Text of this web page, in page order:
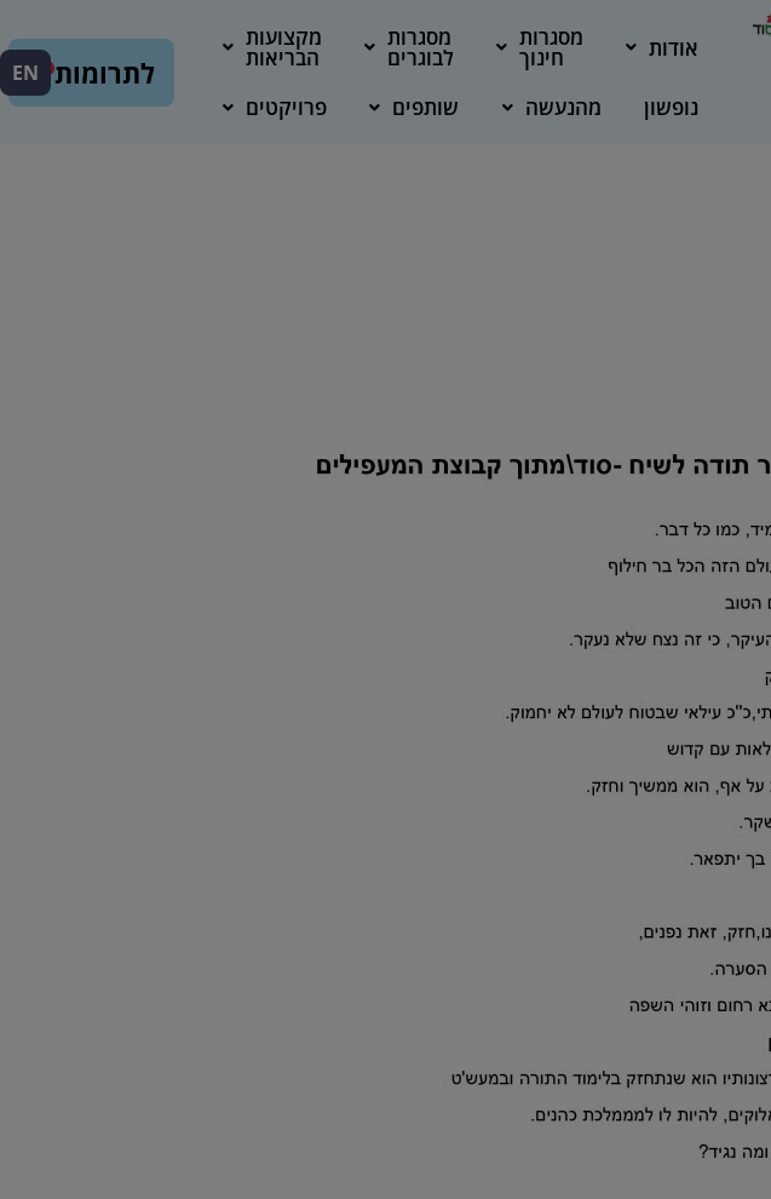
אודות מסגרות
חינוך
מסגרות
לבוגרים
מקצועות
הבריאות
נופשון
מהנעשה שותפים פרויקטים
לתרומות EN